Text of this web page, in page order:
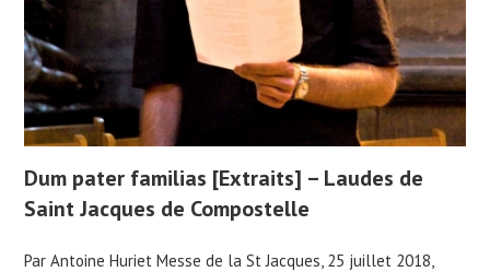
Dum pater familias [Extraits] – Laudes de
Saint Jacques de Compostelle
Par Antoine Huriet Messe de la St Jacques, 25 juillet 2018,